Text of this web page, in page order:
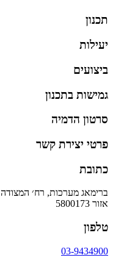
תכנון
יעילות
ביצועים
גמישות בתכנון
סרטון הדמיה
פרטי יצירת קשר
כתובת
ברימאג מערכות, רח׳ המצודה 29
אזור 5800173
טלפון
03-9434900